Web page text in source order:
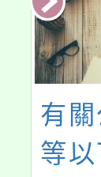
行
總